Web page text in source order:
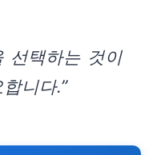
선택하는 것이
니다.”